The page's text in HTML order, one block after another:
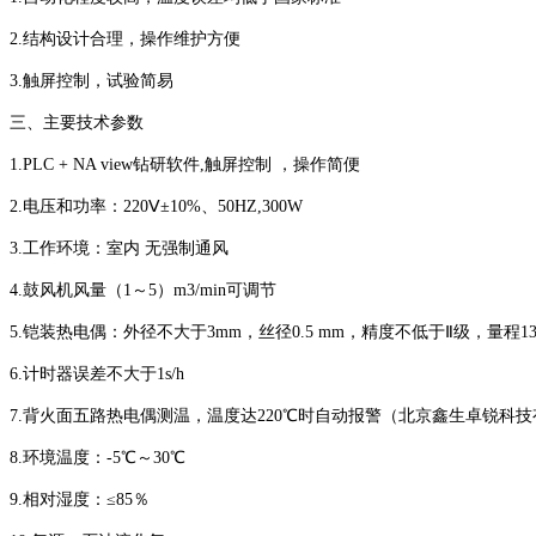
2.结构设计合理，操作维护方便
3.触屏控制，试验简易
三、主要技术参数
1.PLC + NA view钻研软件,触屏控制 ，操作简便
2.电压和功率：220Ⅴ±10%、50HZ,300W
3.工作环境：室内 无强制通风
4.鼓风机风量（1～5）m3/min可调节
5.铠装热电偶：外径不大于3mm，丝径0.5 mm，精度不低于Ⅱ级，量程
6.计时器误差不大于1s/h
7.背火面五路热电偶测温，温度达220℃时自动报警（北京鑫生卓锐科技
8.环境温度：-5℃～30℃
9.相对湿度：≤85％